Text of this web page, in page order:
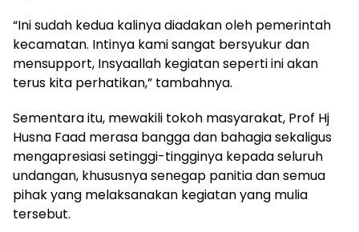
“Ini sudah kedua kalinya diadakan oleh pemerintah
kecamatan. Intinya kami sangat bersyukur dan
mensupport, Insyaallah kegiatan seperti ini akan
terus kita perhatikan,” tambahnya.
Sementara itu, mewakili tokoh masyarakat, Prof Hj
Husna Faad merasa bangga dan bahagia sekaligus
mengapresiasi setinggi-tingginya kepada seluruh
undangan, khususnya senegap panitia dan semua
pihak yang melaksanakan kegiatan yang mulia
tersebut.